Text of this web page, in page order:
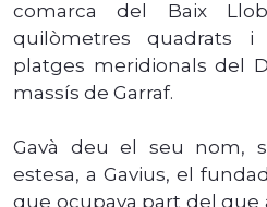
comarca del Baix
quilòmetres quadrats
platges meridionals del
massís de Garraf.
Gavà deu el seu nom,
estesa, a Gavius, el
que ocupava part del que